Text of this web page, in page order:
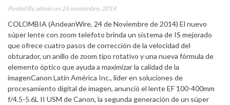
Posted Byadmin on 24 noviembre, 2014
COLOMBIA (AndeanWire, 24 de Noviembre de 2014) El nuevo
súper lente con zoom telefoto brinda un sistema de IS mejorado
que ofrece cuatro pasos de corrección de la velocidad del
obturador, un anillo de zoom tipo rotativo y una nueva fórmula de
elemento óptico que ayuda a maximizar la calidad de la
imagenCanon Latín América Inc., líder en soluciones de
procesamiento digital de imagen, anunció el lente EF 100-400mm
f/4.5-5.6L II USM de Canon, la segunda generación de un súper